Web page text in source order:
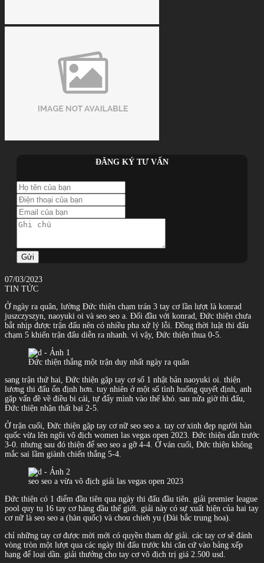
ĐĂNG KÝ TƯ VẤN
Gửi
07/03/2023
TIN TỨC
Ở ngày ra quân, lường Đức thiện chạm trán 3 tay cơ lần lượt là konrad
juszczyszyn, naoyuki oi và seo seo a. Đối đầu với konrad, Đức thiện chưa
bắt nhịp được trận đấu nên có nhiều pha xử lý lỗi. Đồng thời luật thi đấu
chạm 5 khiến trận đấu diễn ra nhanh. vì vậy, Đức thiện thua 0-5.
Đức thiện thắng một trận duy nhất ngày ra quân
sang trận thứ hai, Đức thiện gặp tay cơ số 1 nhật bản naoyuki oi. thiện
lương thi đấu ổn định hơn. tuy nhiên ở một số tình huống quyết định, anh
gặp vấn đề về điều bi cái, tự đẩy mình vào thế khó. sau nửa giờ thi đấu,
Đức thiện nhận thất bại 2-5.
Ở trận cuối, Đức thiện gặp tay cơ nữ seo seo a. tay cơ xinh đẹp người hàn
quốc vừa lên ngôi vô địch women las vegas open 2023. Đức thiện dẫn trước
3-0. nhưng sau đó thiện để seo seo a gỡ 4-4. Ở ván cuối, Đức thiện không
mắc sai lầm giành chiến thắng 5-4.
seo seo a vừa vô địch giải las vegas open 2023
Đức thiện có 1 điểm đầu tiên qua ngày thi đấu đầu tiên. giải premier league
pool quy tụ 16 tay cơ hàng đầu thế giới. giải này có sự xuất hiện của hai tay
cơ nữ là seo seo a (hàn quốc) và chou chieh yu (Đài bắc trung hoa).
chỉ những tay cơ được mời mới có quyền tham dự giải. các tay cơ sẽ đánh
vòng tròn một lượt qua các ngày thi đấu trước khi căn cứ vào bảng xếp
hạng để loại dần. giải thưởng cho tay cơ vô địch trị giá 2.500 usd.